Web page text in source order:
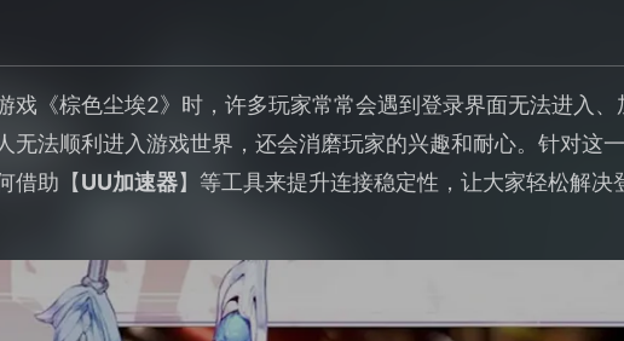
戏《棕色尘埃2》时，许多玩家常常会遇到登录界面无法进入
无法顺利进入游戏世界，还会消磨玩家的兴趣和耐心。针对这
借助【UU加速器】等工具来提升连接稳定性，让大家轻松解决